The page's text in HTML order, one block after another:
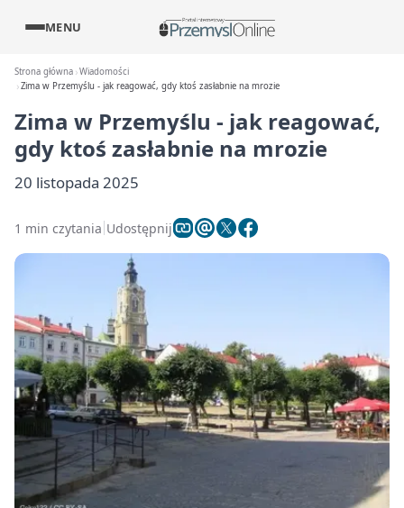
MENU
Strona główna Wiadomości
Zima w Przemyślu - jak reagować, gdy ktoś zasłabnie na mrozie
Zima w Przemyślu - jak reagować,
gdy ktoś zasłabnie na mrozie
20 listopada 2025
1 min czytania Udostępnij